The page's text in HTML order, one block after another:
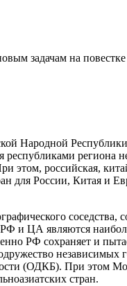
задачам на
Народной
этом, российская,
для России, Китая и
ЦА являются
РФ сохраняет и
(ОДКБ). При этом
стран.